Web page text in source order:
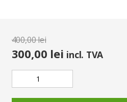
400,00lei
300,00 lei incl. TVA